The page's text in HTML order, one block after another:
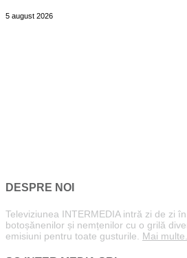
5 august 2026
DESPRE NOI
Televiziunea INTERMEDIA intră zi de zi
botoșănenilor și nemțenilor cu o grilă
emisiuni pentru toate gusturile. Mai multe...